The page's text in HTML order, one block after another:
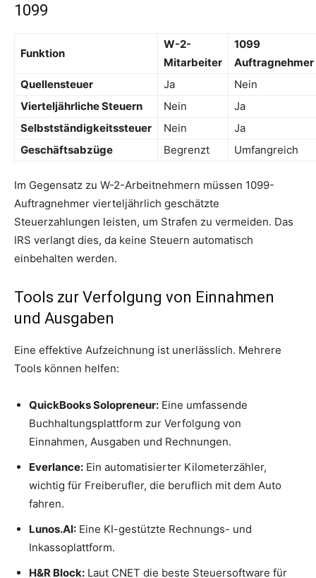
1099
Funktion
W-2-
Mitarbeiter
1099
Auftragnehmer
Quellensteuer
Ja
Nein
Vierteljährliche Steuern
Nein
Ja
Selbstständigkeitssteuer
Nein
Ja
Geschäftsabzüge
Begrenzt Umfangreich
Im Gegensatz zu W-2-Arbeitnehmern müssen 1099-
Auftragnehmer vierteljährlich geschätzte
Steuerzahlungen leisten, um Strafen zu vermeiden. Das
IRS verlangt dies, da keine Steuern automatisch
einbehalten werden.
Tools zur Verfolgung von Einnahmen
und Ausgaben
Eine effektive Aufzeichnung ist unerlässlich. Mehrere
Tools können helfen:
QuickBooks Solopreneur: Eine umfassende
Buchhaltungsplattform zur Verfolgung von
Einnahmen, Ausgaben und Rechnungen.
Everlance: Ein automatisierter Kilometerzähler,
wichtig für Freiberufler, die beruflich mit dem Auto
fahren.
Lunos.AI: Eine KI-gestützte Rechnungs- und
Inkassoplattform.
H&R Block: Laut CNET die beste Steuersoftware für